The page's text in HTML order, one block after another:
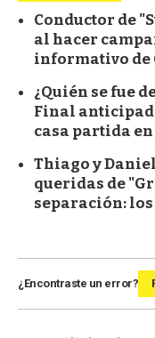
Conductor de
al hacer
informativo de
¿Quién se fue
Final
casa partida en
Thiago y
queridas de
separación:
¿Encontraste un error?